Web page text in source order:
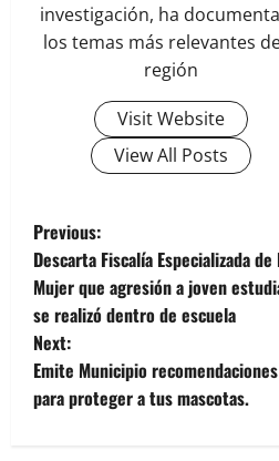
investigación, ha
los temas más relevantes
región
Visit Website
View All Posts
P
o
s
t
n
Previous:
Descarta Fiscalía Especializada de
Mujer que agresión a joven
se realizó dentro de escuela
Next:
Emite Municipio recomendaciones
para proteger a tus mascotas.